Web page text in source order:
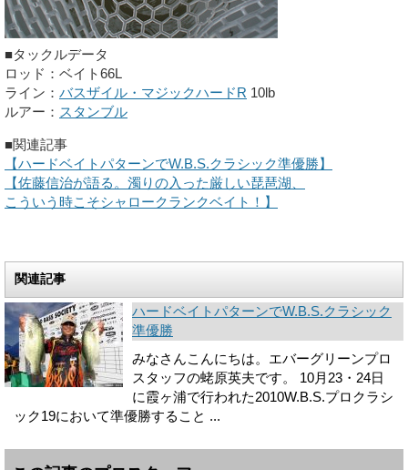
■タックルデータ
ロッド：ベイト66L
ライン： バスザイル・マジックハードR 10lb
ルアー： スタンブル
■関連記事
【ハードベイトパターンでW.B.S.クラシック準優勝】
【佐藤信治が語る。濁りの入った厳しい琵琶湖、
こういう時こそシャロークランクベイト！】
関連記事
ハードベイトパターンでW.B.S.クラシック
準優勝
みなさんこんにちは。エバーグリーンプロ
スタッフの蛯原英夫です。 10月23・24日
に霞ヶ浦で行われた2010W.B.S.プロクラシ
ック19において準優勝すること ...